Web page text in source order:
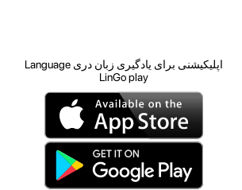
اپلیکیشنی برای یادگیری زبان دری Language
LinGo play